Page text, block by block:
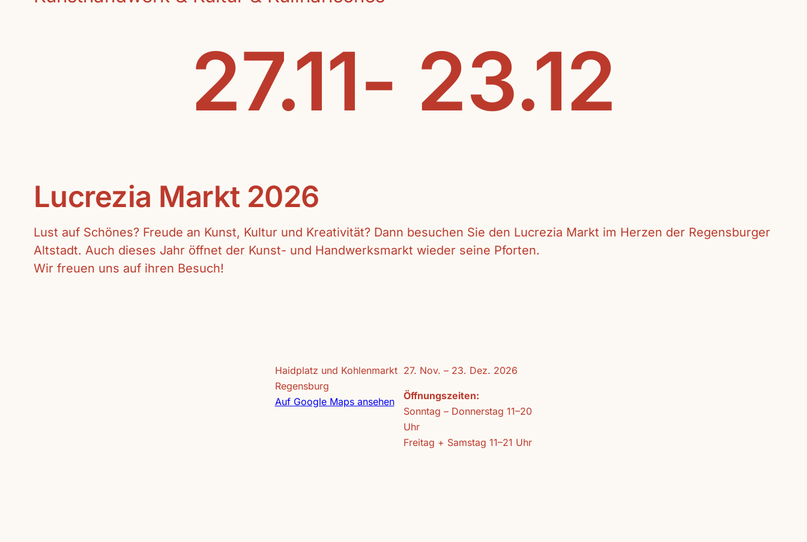
27.11- 23.12
Lucrezia Markt 2026
Lust auf Schönes? Freude an Kunst, Kultur und Kreativität? Dann besuchen Sie den Lucrezia Markt im Herzen der Regensburger
Altstadt. Auch dieses Jahr öffnet der Kunst- und Handwerksmarkt wieder seine Pforten.
Wir freuen uns auf ihren Besuch!
Haidplatz und Kohlenmarkt
Regensburg
Auf Google Maps ansehen
27. Nov. – 23. Dez. 2026
Öffnungszeiten:
Sonntag – Donnerstag 11–20
Uhr
Freitag + Samstag 11–21 Uhr